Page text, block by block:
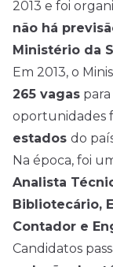
2013 e foi
não há
Ministério da
Em 2013, o
265 vagas
oportunidades
estados do
Na época, foi
Analista
Bibliotecário,
Contador e
Candidatos